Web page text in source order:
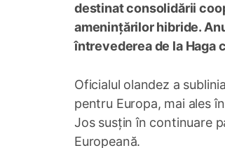
destinat consolidării
amenințărilor hibride.
întrevederea de la Haga
Oficialul olandez a
pentru Europa, mai ales
Jos susțin în continuare
Europeană.